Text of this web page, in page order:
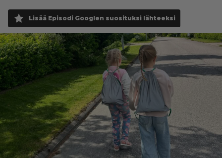
Lisää Episodi Googlen suosituksi lähteeksi